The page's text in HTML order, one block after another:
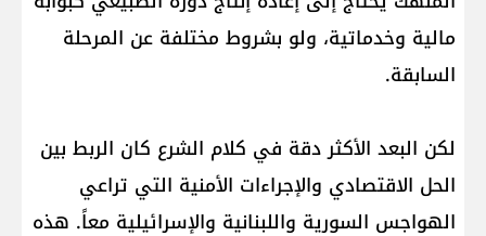
مالية وخدماتية، ولو بشروط مختلفة عن المرحلة
السابقة.
لكن البعد الأكثر دقة في كلام الشرع كان الربط بين
الحل الاقتصادي والإجراءات الأمنية التي تراعي
الهواجس السورية واللبنانية والإسرائيلية معاً. هذه